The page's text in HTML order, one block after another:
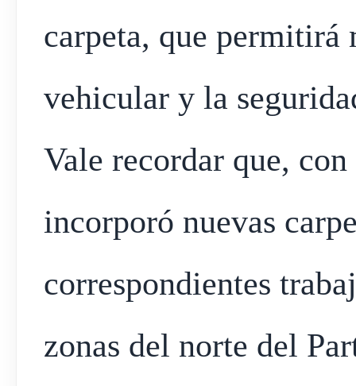
carpeta, que
vehicular y la
Vale recordar que,
incorporó nuevas
correspondientes
zonas del norte del